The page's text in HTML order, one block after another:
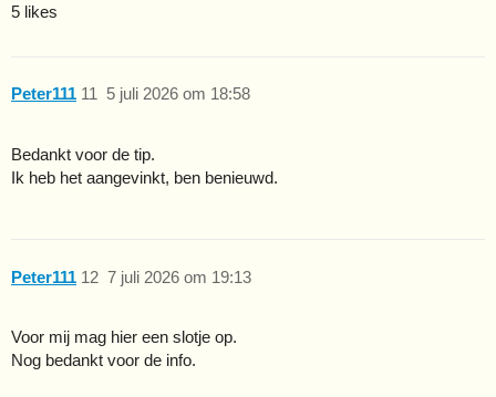
5 likes
Peter111 5 juli 2026 om 18:58
11
Bedankt voor de tip.
Ik heb het aangevinkt, ben benieuwd.
Peter111 7 juli 2026 om 19:13
12
Voor mij mag hier een slotje op.
Nog bedankt voor de info.